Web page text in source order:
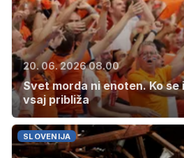
20. 06. 2026 08.00
Svet morda ni enoten. Ko se
vsaj približa
SLOVENIJA